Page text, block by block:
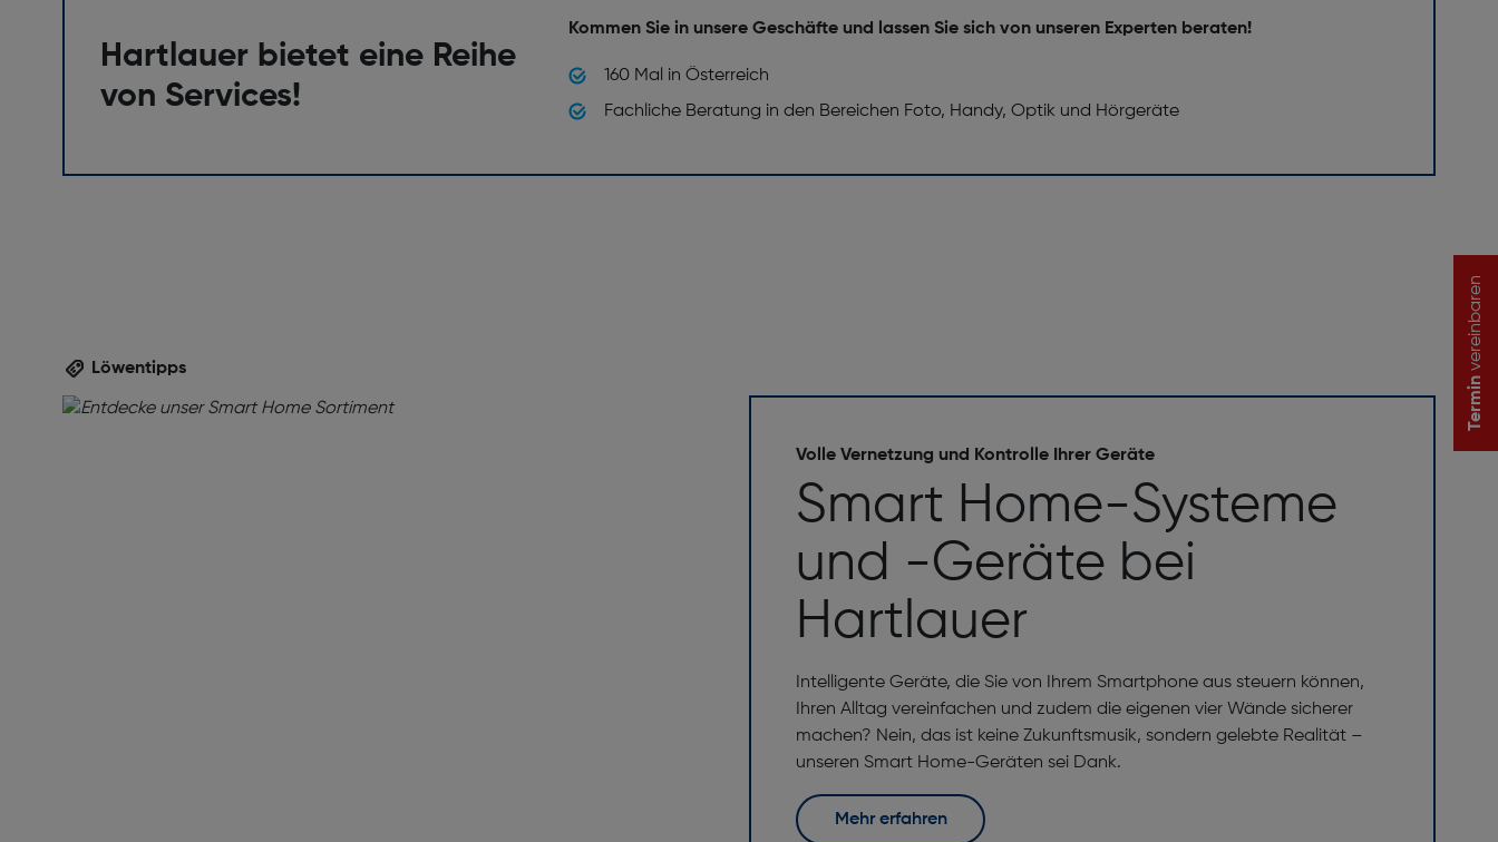
Hartlauer bietet eine Reihe
von Services!
Kommen Sie in unsere Geschäfte und lassen Sie sich von unseren Experten beraten!
160 Mal in Österreich
Fachliche Beratung in den Bereichen Foto, Handy, Optik und Hörgeräte
Löwentipps
Volle Vernetzung und Kontrolle Ihrer Geräte
Smart Home-Systeme
und -Geräte bei
Hartlauer
Intelligente Geräte, die Sie von Ihrem Smartphone aus steuern können,
Ihren Alltag vereinfachen und zudem die eigenen vier Wände sicherer
machen? Nein, das ist keine Zukunftsmusik, sondern gelebte Realität –
unseren Smart Home-Geräten sei Dank.
Mehr erfahren
Termin
vereinbaren